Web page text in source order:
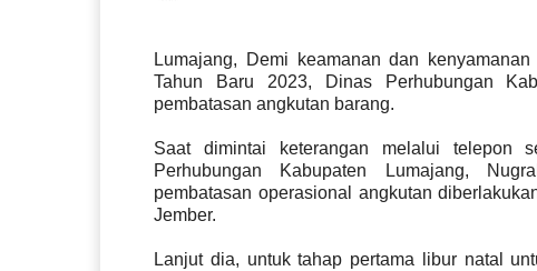
Lumajang, Demi keamanan dan
Tahun Baru 2023, Dinas Perhubungan
pembatasan angkutan barang.
Saat dimintai keterangan melalui telepon
Perhubungan Kabupaten Lumajang,
pembatasan operasional angkutan
Jember.
Lanjut dia, untuk tahap pertama libur natal